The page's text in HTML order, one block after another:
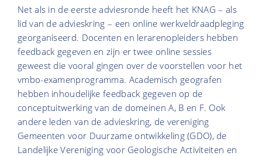
Net als in de eerste adviesronde heeft het KNAG – als
lid van de advieskring – een online werkveldraadpleging
georganiseerd. Docenten en lerarenopleiders hebben
feedback gegeven en zijn er twee online sessies
geweest die vooral gingen over de voorstellen voor het
vmbo-examenprogramma. Academisch geografen
hebben inhoudelijke feedback gegeven op de
conceptuitwerking van de domeinen A, B en F. Ook
andere leden van de advieskring, de vereniging
Gemeenten voor Duurzame ontwikkeling (GDO), de
Landelijke Vereniging voor Geologische Activiteiten en